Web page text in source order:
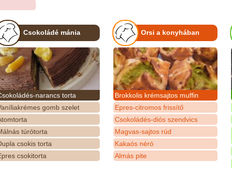
Csokoládé mánia
narancs torta
gomb szelet
túrótorta
csokis torta
csokitorta
Orsi a konyhában
Brokkolis krémsajtos muffin
Epres-citromos frissítő
Csokoládés-diós szendvics
Magvas-sajtos rúd
Kakaós néró
Almás pite